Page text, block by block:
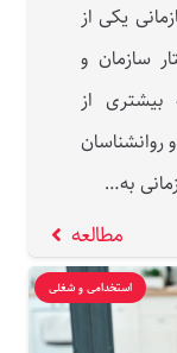
یکی از
سازمان و
از
روانشناسان
به…
مطالعه
استخدامی و شغلی